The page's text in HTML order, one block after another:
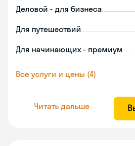
Деловой - для бизнеса
Для путешествий
Для начинающих - премиум
Все услуги и цены (4)
Читать дальше